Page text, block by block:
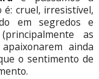
é: cruel, irresistível,
em segredos e
as
ainda
o sentimento de